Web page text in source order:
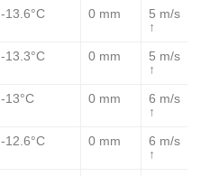
-13.6°C 0 mm
5 m/s
↑
-13.3°C 0 mm
5 m/s
↑
-13°C 0 mm
6 m/s
↑
-12.6°C 0 mm
6 m/s
↑